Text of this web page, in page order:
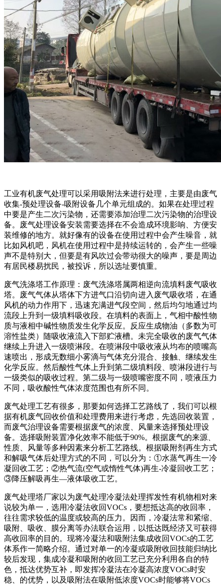
工业有机废气处理可以采用吸附法来进行处理，主要是由废气
收集-预处理设备-吸附设备几个单元组成的。如果在处理过程
中要是产生二次污染物，还需要添加治理二次污染物的治理设
备。废气处理设备安装需要选择在不会造成环境影响、方便安
装维修的地方。就好像有的设备在使用过程中会产生噪音，就
比如风机吧，风机在使用过程中是持续运转的，会产生一些噪
声不是特别大，但要是有风吹过会带动很大的噪声，要是周边
有居民楼易扰民，被投诉，所以选址要慎重。
废气洗涤塔工作原理：废气洗涤塔属两相逆向流填料废气吸收
塔。废气气体从塔体下方进气口沿切向进入废气吸收塔，在通
风机的动力作用下，迅速充满进气段空间，然后均匀地通过均
流段上升到一级填料吸收段。在填料的表面上，气相中酸性物
质与液相中碱性物质发生化学反应。反应生成物油（多数为可
溶性盐类）随吸收液流入下部贮液槽。未完全吸收的废气气体
继续上升进入一级喷淋段。在喷淋段中吸收液从均布的喷嘴高
速喷出，形成无数细小雾滴与气体充分混合、接触、继续发生
化学反应。然后酸性气体上升到第二级填料段、喷淋段进行与
一级类似的吸收过程。第二级与一级喷嘴密度不同，喷液压力
不同，吸收酸性气体浓度范围也有所不同。
废气处理工艺有很多，那要如何选择工艺路线了，我们可以根
据有机废气回收价值和处理费用来进行考虑，先选回收装置，
而废气治理设备需要根据废气的浓度、风量来选择预处理设
备。选择吸附装置净化效率不能低于90%。根据废气的来源、
性质、风量等多种因素来分析工艺路线。根据吸附剂再生方式
和解吸气体后处理方式的不同，可以分为：①水蒸气再生一冷
凝回收工艺；②热气流(空气或惰性气体)再生-冷凝回收工艺；
③降压解吸再生—液体吸收工艺。
废气处理塔厂家以为废气处理冷凝法处理挥发性有机物相对来
说较为单一，选用冷凝法收回VOCs，要想抵达高的收回率，
往往需求较低的温度或较高的压力。因而，冷凝法常和紧缩、
吸附、吸收、膜分离等办法联合运用，以抵达既经济又可获得
高收回率的目的。现将冷凝法和吸附法集成收回VOCs的工艺
体系作一简略介绍。通过对单一的冷凝或吸附收回技能归纳比
较后发现，集成冷凝和吸附的收回工艺已充分利用各自的特
色，抵达优势互补，即发挥冷凝法在冷凝高浓度VOCs时安
稳、的优势，以及吸附法在吸附低浓度VOCs时能够将VOCs